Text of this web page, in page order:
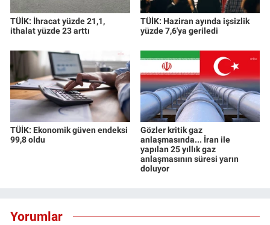
TÜİK: İhracat yüzde 21,1,
ithalat yüzde 23 arttı
TÜİK: Haziran ayında işsizlik
yüzde 7,6'ya geriledi
TÜİK: Ekonomik güven endeksi
99,8 oldu
Gözler kritik gaz
anlaşmasında... İran ile
yapılan 25 yıllık gaz
anlaşmasının süresi yarın
doluyor
Yorumlar